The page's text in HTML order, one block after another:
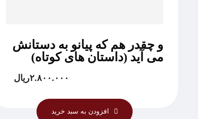
و چقدر هم که پیانو به دستانش
می آید (داستان های کوتاه)
۲.۸۰۰.۰۰۰ریال
افزودن به سبد خرید